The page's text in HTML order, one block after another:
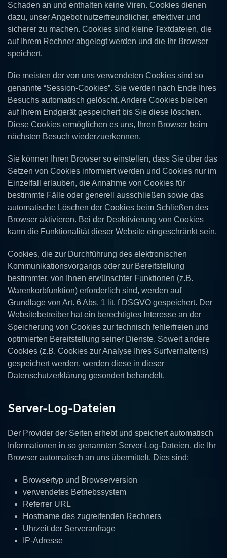
Schaden an und enthalten keine Viren. Cookies dienen
dazu, unser Angebot nutzerfreundlicher, effektiver und
sicherer zu machen. Cookies sind kleine Textdateien, die
auf Ihrem Rechner abgelegt werden und die Ihr Browser
speichert.
Die meisten der von uns verwendeten Cookies sind so
genannte “Session-Cookies”. Sie werden nach Ende Ihres
Besuchs automatisch gelöscht. Andere Cookies bleiben
auf Ihrem Endgerät gespeichert bis Sie diese löschen.
Diese Cookies ermöglichen es uns, Ihren Browser beim
nächsten Besuch wiederzuerkennen.
Sie können Ihren Browser so einstellen, dass Sie über das
Setzen von Cookies informiert werden und Cookies nur im
Einzelfall erlauben, die Annahme von Cookies für
bestimmte Fälle oder generell ausschließen sowie das
automatische Löschen der Cookies beim Schließen des
Browser aktivieren. Bei der Deaktivierung von Cookies
kann die Funktionalität dieser Website eingeschränkt sein.
Cookies, die zur Durchführung des elektronischen
Kommunikationsvorgangs oder zur Bereitstellung
bestimmter, von Ihnen erwünschter Funktionen (z.B.
Warenkorbfunktion) erforderlich sind, werden auf
Grundlage von Art. 6 Abs. 1 lit. f DSGVO gespeichert. Der
Websitebetreiber hat ein berechtigtes Interesse an der
Speicherung von Cookies zur technisch fehlerfreien und
optimierten Bereitstellung seiner Dienste. Soweit andere
Cookies (z.B. Cookies zur Analyse Ihres Surfverhaltens)
gespeichert werden, werden diese in dieser
Datenschutzerklärung gesondert behandelt.
Server-Log-Dateien
Der Provider der Seiten erhebt und speichert automatisch
Informationen in so genannten Server-Log-Dateien, die Ihr
Browser automatisch an uns übermittelt. Dies sind:
Browsertyp und Browserversion
verwendetes Betriebssystem
Referrer URL
Hostname des zugreifenden Rechners
Uhrzeit der Serveranfrage
IP-Adresse